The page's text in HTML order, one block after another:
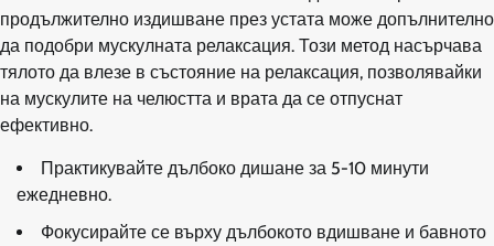
продължително издишване през устата може допълнително
да подобри мускулната релаксация. Този метод насърчава
тялото да влезе в състояние на релаксация, позволявайки
на мускулите на челюстта и врата да се отпуснат
ефективно.
Практикувайте дълбоко дишане за 5-10 минути
ежедневно.
Фокусирайте се върху дълбокото вдишване и бавното